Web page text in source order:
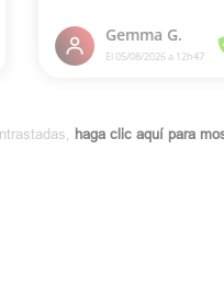
haga clic aquí para